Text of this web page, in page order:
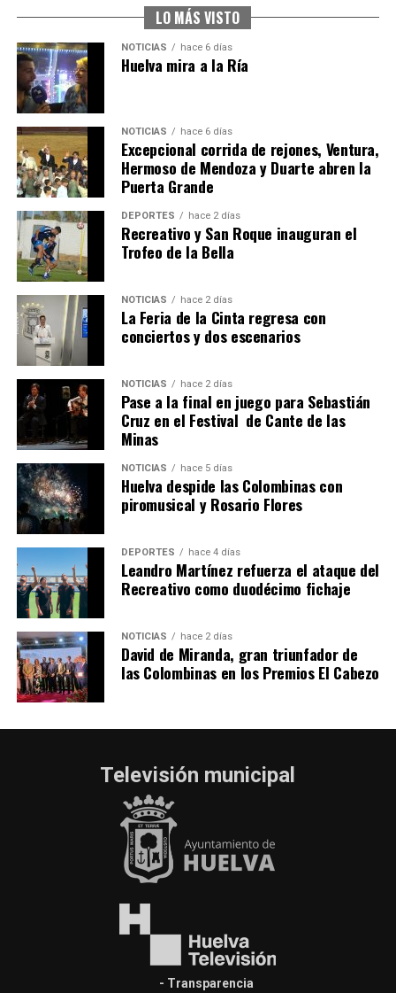
4º DÍA DE LAS FIESTAS COLOMBINAS 2026
hace 1 semana ·Huelvatv
SEXTA CORRIDA DE LAS FIESTAS COLOMBINAS
2026
hace 5 días· Huelvatv
LO MÁS VISTO
NOTICIAS hace 6 días
Huelva mira a la Ría
NOTICIAS hace 6 días
Excepcional corrida de rejones, Ventura,
Hermoso de Mendoza y Duarte abren la
Puerta Grande
DEPORTES hace 2 días
Recreativo y San Roque inauguran el
Trofeo de la Bella
NOTICIAS hace 2 días
La Feria de la Cinta regresa con
conciertos y dos escenarios
NOTICIAS hace 2 días
Pase a la final en juego para Sebastián
Cruz en el Festival de Cante de las
Minas
NOTICIAS hace 5 días
Huelva despide las Colombinas con
piromusical y Rosario Flores
DEPORTES hace 4 días
Leandro Martínez refuerza el ataque del
Recreativo como duodécimo fichaje
NOTICIAS hace 2 días
David de Miranda, gran triunfador de
las Colombinas en los Premios El Cabezo
Televisión municipal
- Transparencia